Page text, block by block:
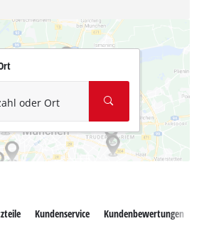
oder Ort
Kundenservice Kundenbewertungen